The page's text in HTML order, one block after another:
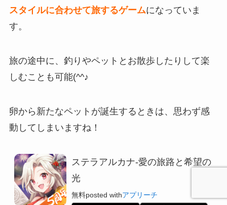
スタイルに合わせて旅するゲームになっていま
す。
旅の途中に、釣りやペットとお散歩したりして楽
しむことも可能(^^♪
卵から新たなペットが誕生するときは、思わず感
動してしまいますね！
ステラアルカナ-愛の旅路と希望の
光
無料posted withアプリーチ